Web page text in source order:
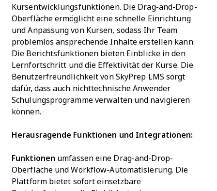
Kursentwicklungsfunktionen. Die Drag-and-Drop-
Oberfläche ermöglicht eine schnelle Einrichtung
und Anpassung von Kursen, sodass Ihr Team
problemlos ansprechende Inhalte erstellen kann.
Die Berichtsfunktionen bieten Einblicke in den
Lernfortschritt und die Effektivität der Kurse. Die
Benutzerfreundlichkeit von SkyPrep LMS sorgt
dafür, dass auch nichttechnische Anwender
Schulungsprogramme verwalten und navigieren
können.
Herausragende Funktionen und Integrationen:
Funktionen umfassen eine Drag-and-Drop-
Oberfläche und Workflow-Automatisierung. Die
Plattform bietet sofort einsetzbare